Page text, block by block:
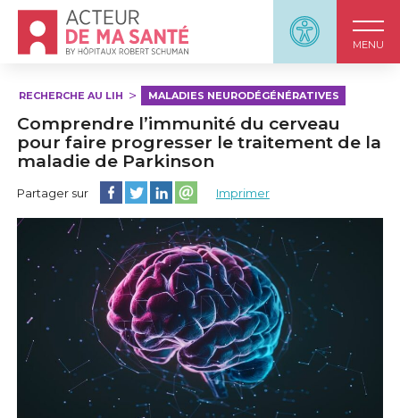
Panneau
MENU
Accueil - Acteur de ma santé, by HôpitauxRobert
RECHERCHE AU LIH MALADIES NEURODÉGÉNÉRATIVES
Comprendre l’immunité du cerveau
pour faire progresser le traitement de la
maladie de Parkinson
Partager sur Partager cette page sur Facebook
Partager cette page sur Twitter
Partager cette page sur LinkedIn
Partager cette page sur email
Imprimer